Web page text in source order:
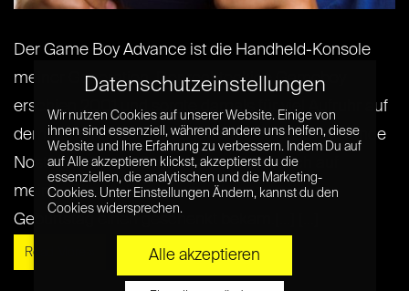
Der Game Boy Advance ist die Handheld-Konsole
meiner Generation. Der rechteckige Gameboy
erschien 2001 und sorgte damals für viel Aufruhr auf
dem Schulhof und heute für viel Game Boy Advance
Nostalgie. Ich weiß noch, wie neidisch ich auf
meinen älteren Bruder war, als er zu seinem
Geburtstag einen geschenkt bekam.[...] [...]
Read More »
Datenschutzeinstellungen
Wir nutzen Cookies auf unserer Website. Einige von
ihnen sind essenziell, während andere uns helfen, diese
Website und Ihre Erfahrung zu verbessern. Indem Du auf
auf Alle akzeptieren klickst, akzeptierst du die
essenziellen, die analytischen und die Marketing-
Cookies. Unter Einstellungen Ändern, kannst du den
Cookies widersprechen.
Alle akzeptieren